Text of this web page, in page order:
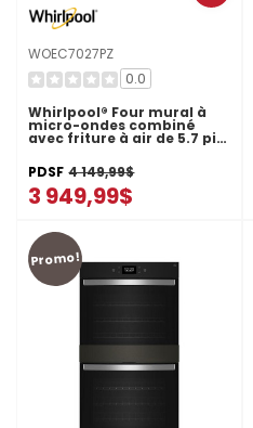
WOEC7027PZ
0.0
Whirlpool® Four mural à
micro-ondes combiné
avec friture à air de 5.7 pi
PDSF 4 149,99$
3 949,99$
Promo!